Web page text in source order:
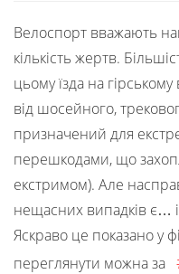
Велоспорт вважають
кількість жертв.
цьому їзда на
від шосейного,
призначений для
перешкодами, що
екстримом). Але
нещасних випадків є…
Яскраво це показано у
переглянути можна за